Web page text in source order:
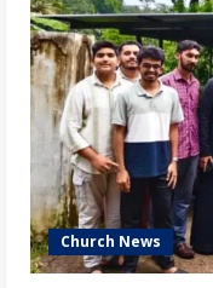
Church News